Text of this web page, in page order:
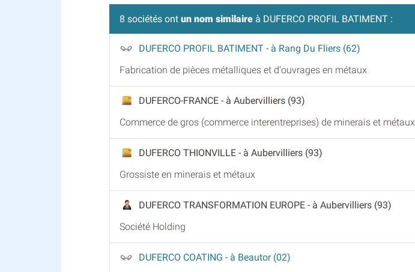
8 sociétés ont un nom similaire à DUFERCO PROFIL BATIMENT :
DUFERCO PROFIL BATIMENT - à Rang Du Fliers (62)
Fabrication de pièces métalliques et d'ouvrages en métaux
DUFERCO-FRANCE - à Aubervilliers (93)
Commerce de gros (commerce interentreprises) de minerais et métaux
DUFERCO THIONVILLE - à Aubervilliers (93)
Grossiste en minerais et métaux
DUFERCO TRANSFORMATION EUROPE - à Aubervilliers (93)
Société Holding
DUFERCO COATING - à Beautor (02)